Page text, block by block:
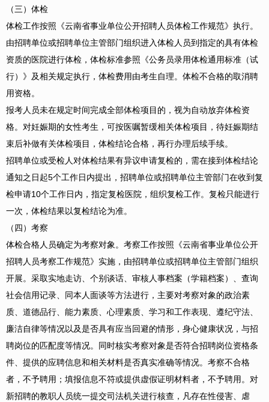
（三）体检
体检工作按照《云南省事业单位公开招聘人员体检工作规范》执行。
由招聘单位或招聘单位主管部门组织进入体检人员到指定的具有体检
资质的医院进行体检，体检标准参照《公务员录用体检通用标准（试
行）》及相关规定执行，体检费用由考生自理。体检不合格的取消聘
用资格。
报考人员未在规定时间完成全部体检项目的，视为自动放弃体检资
格。对妊娠期的女性考生，可按医嘱暂缓相关体检项目，待妊娠期结
束后补做有关体检项目，体检结论合格，再行办理后续手续。
招聘单位或受检人对体检结果有异议申请复检的，需在接到体检结论
通知之日起5个工作日内提出，招聘单位或招聘单位主管部门在收到复
检申请10个工作日内，指定复检医院，组织复检工作。复检只能进行
一次，体检结果以复检结论为准。
（四）考察
体检合格人员确定为考察对象。考察工作按照《云南省事业单位公开
招聘人员考察工作规范》实施，由招聘单位或招聘单位主管部门组织
开展。采取实地走访、个别谈话、审核人事档案（学籍档案）、查询
社会信用记录、同本人面谈等方法进行，主要对考察对象的政治素
质、道德品行、能力素质、心理素质、学习和工作表现、遵纪守法、
廉洁自律等情况以及是否具有应当回避的情形，身心健康状况，与招
聘岗位的匹配度等情况。同时核实考察对象是否符合招聘岗位资格条
件、提供的应聘信息和相关材料是否真实准确等情况。考察不合格
者，不予聘用；填报信息不符或提供虚假证明材料者，不予聘用。对
新招聘的教职人员统一提交司法机关进行核查，凡存在性侵害、虐